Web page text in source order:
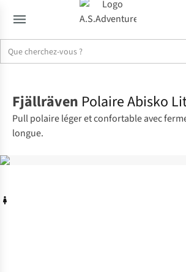
Fjällräven Polaire Abisko
Pull polaire léger et confortable avec
longue.